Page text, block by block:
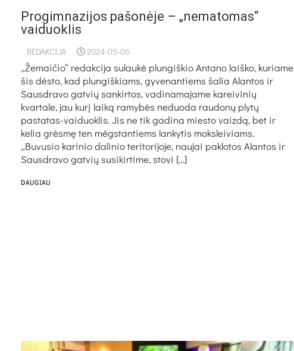
Progimnazijos pašonėje – „nematomas“
vaiduoklis
REDAKCIJA 2024-05-06
„Žemaičio“ redakcija sulaukė plungiškio Antano laiško, kuriame
šis dėsto, kad plungiškiams, gyvenantiems šalia Alantos ir
Sausdravo gatvių sankirtos, vadinamajame kareivinių
kvartale, jau kurį laiką ramybės neduoda raudonų plytų
pastatas-vaiduoklis. Jis ne tik gadina miesto vaizdą, bet ir
kelia grėsmę ten mėgstantiems lankytis moksleiviams.
„Buvusio karinio dalinio teritorijoje, naujai paklotos Alantos ir
Sausdravo gatvių susikirtime, stovi […]
DAUGIAU